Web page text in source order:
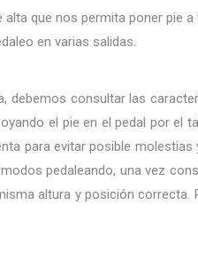
que nos permita poner pie a
en varias salidas.
debemos consultar las
el pie en el pedal por el
para evitar posible molestias
pedaleando, una vez
altura y posición correcta.